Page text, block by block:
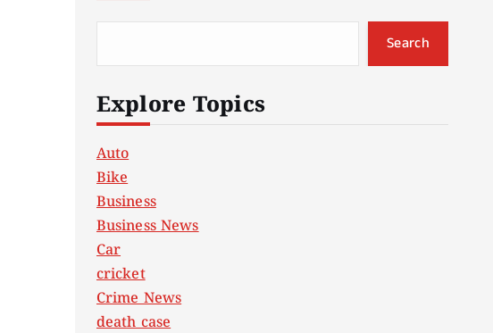
Search
Explore Topics
Auto
Bike
Business
Business News
Car
cricket
Crime News
death case